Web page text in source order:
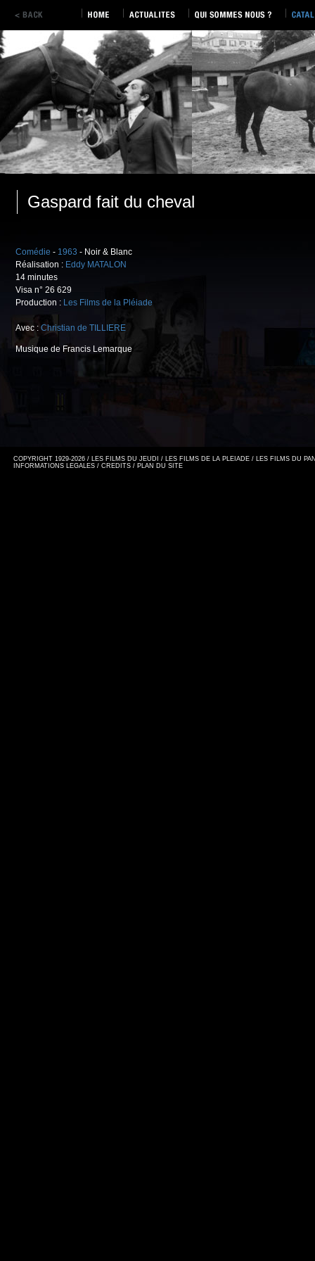
Gaspard fait du cheval
Comédie - 1963 - Noir & Blanc
Réalisation : Eddy MATALON
14 minutes
Visa n° 26 629
Production : Les Films de la Pléiade
Avec : Christian de TILLIERE
Musique de Francis Lemarque
COPYRIGHT 1929-2026 / LES FILMS DU JEUDI / LES FILMS DE LA PLEIADE / LES FILMS DU
INFORMATIONS LEGALES / CREDITS / PLAN DU SITE